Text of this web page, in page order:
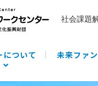
社会課題
について 未来ファ